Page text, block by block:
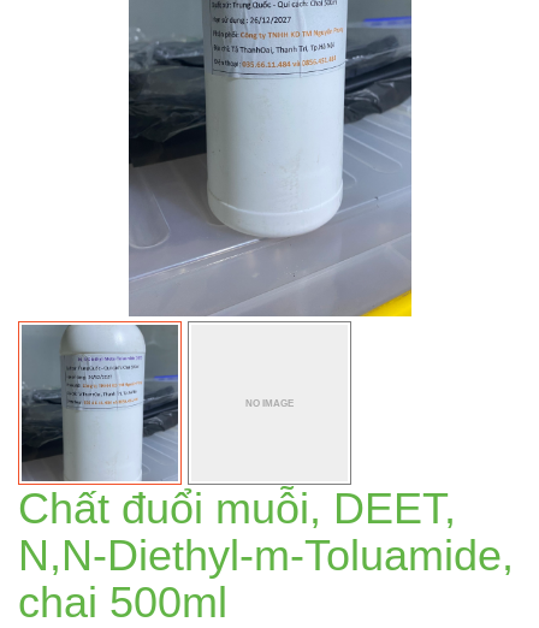
Chất đuổi muỗi, DEET,
N,N-Diethyl-m-Toluamide,
chai 500ml